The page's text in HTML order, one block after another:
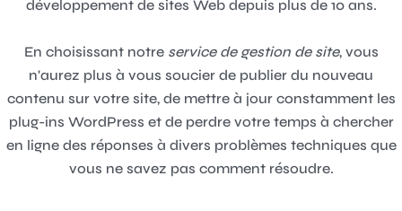
développement de sites Webdepuis plus de 10 ans.
En choisissant notre service de gestion de site, vous
n'aurez plus à vous soucier de publier du nouveau
contenu sur votre site, de mettre à jour constamment les
plug-ins WordPress et de perdre votre temps à chercher
en ligne des réponses à divers problèmes techniques que
vous ne savez pas comment résoudre.